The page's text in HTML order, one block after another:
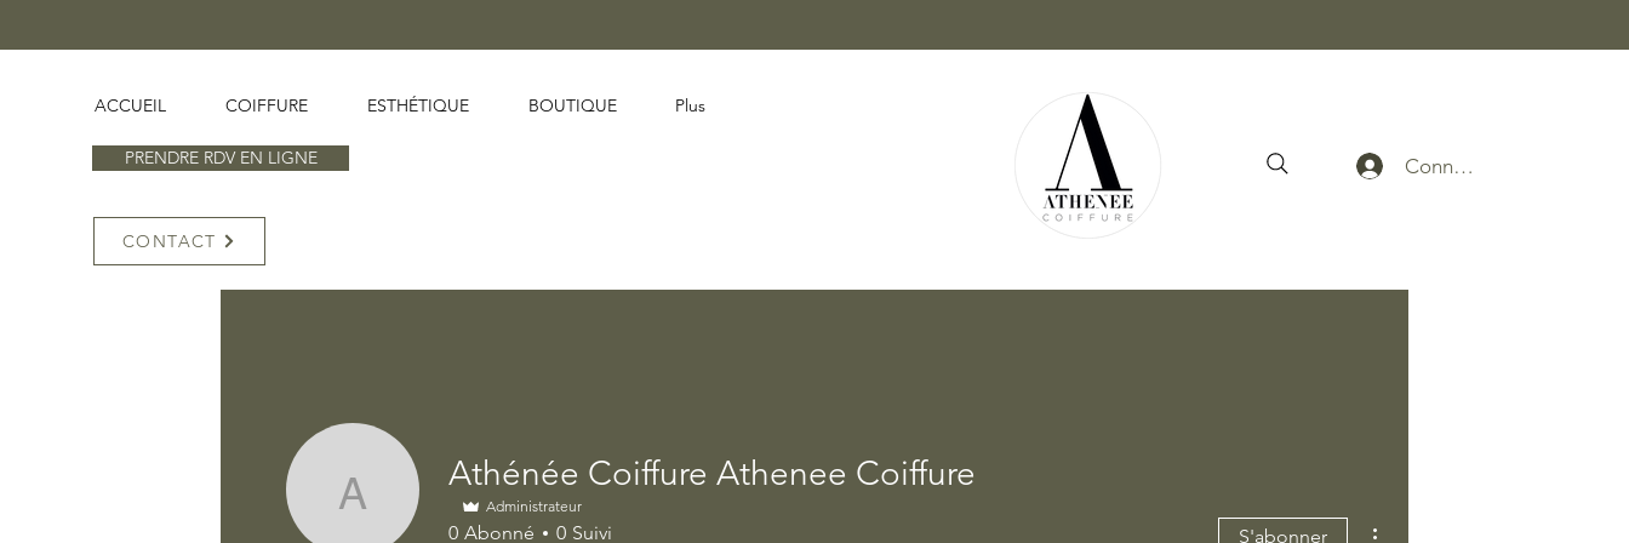
ACCUEIL COIFFURE ESTHÉTIQUE BOUTIQUE Plus
PRENDRE RDV EN LIGNE
CONTACT
Connexion
Athénée Coiffure Athenee Coiffure
Athénée Coiffure Athenee Coiffure
Administrateur
0 Abonné 0 Suivi S'abonner